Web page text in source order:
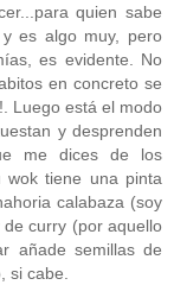
quien sabe
es algo muy, pero
es evidente. No
en concreto se
Luego está el modo
y desprenden
me dices de los
wok tiene una pinta
calabaza (soy
curry (por aquello
añade semillas de
si cabe.